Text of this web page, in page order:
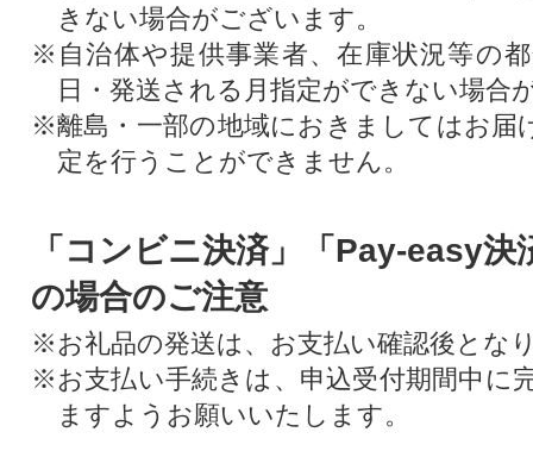
きない場合がございます。
※自治体や提供事業者、在庫状況等の
日・発送される月指定ができない場合
※離島・一部の地域におきましてはお届
定を行うことができません。
「コンビニ決済」「Pay-easy決
の場合のご注意
※お礼品の発送は、お支払い確認後とな
※お支払い手続きは、申込受付期間中に
ますようお願いいたします。